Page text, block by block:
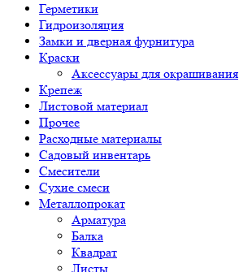
Герметики
Гидроизоляция
Замки и дверная фурнитура
Краски
Аксессуары для окрашивания
Крепеж
Листовой материал
Прочее
Расходные материалы
Садовый инвентарь
Смесители
Сухие смеси
Металлопрокат
Арматура
Балка
Квадрат
Листы